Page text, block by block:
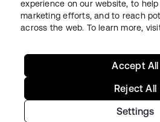
JurídicoPolítica de privacidade
Mapa do sitePreferências de cookies
Copyright © 2026 Okta. Todos os
experience on our website, to
marketing efforts, and to reach
across the web. To learn more,
Settings
Reject All
Accept All